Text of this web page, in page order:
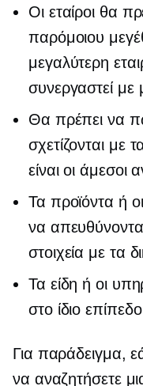
Οι εταίροι θα
παρόμοιου
μεγαλύτερη
συνεργαστεί με
Θα πρέπει να
σχετίζονται με
είναι οι άμεσοι
Τα προϊόντα ή
να
στοιχεία με τα
Τα είδη ή οι
στο ίδιο
Για παράδειγμα,
να αναζητήσετε